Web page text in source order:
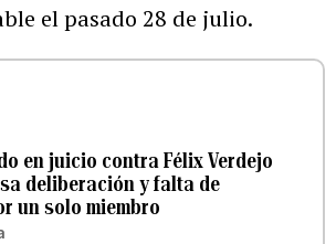
el pasado 28 de julio.
en juicio contra Félix Verdejo
deliberación y falta de
un solo miembro